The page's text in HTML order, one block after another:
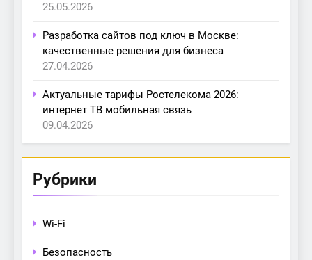
25.05.2026
Разработка сайтов под ключ в Москве:
качественные решения для бизнеса
27.04.2026
Актуальные тарифы Ростелекома 2026:
интернет ТВ мобильная связь
09.04.2026
Рубрики
Wi-Fi
Безопасность